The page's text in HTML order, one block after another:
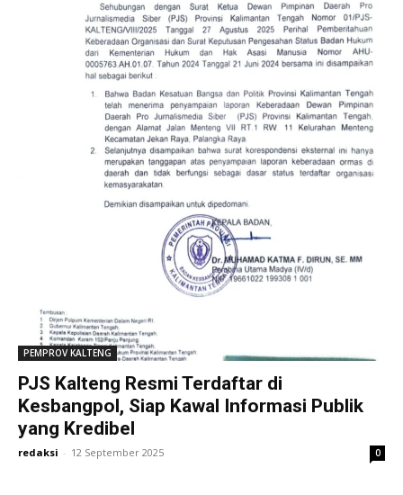
PEMPROV KALTENG
PJS Kalteng Resmi Terdaftar di
Kesbangpol, Siap Kawal Informasi Publik
yang Kredibel
redaksi - 12 September 2025 0